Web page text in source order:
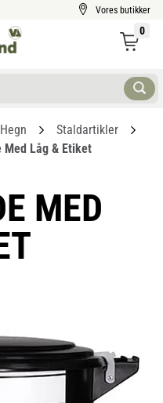
Vores butikker
0
Staldartikler
Med Låg & Etiket
MED